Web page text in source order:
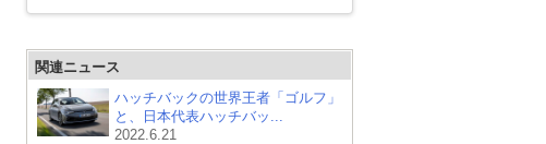
関連ニュース
ハッチバックの世界王者「ゴルフ」
と、日本代表ハッチバッ...
2022.6.21